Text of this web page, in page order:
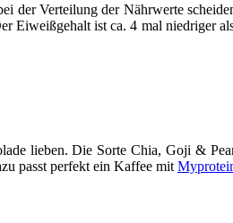
der Verteilung der Nährwerte
Eiweißgehalt ist ca. 4 mal
lieben. Die Sorte Chia, Goji &
passt perfekt ein Kaffee mit